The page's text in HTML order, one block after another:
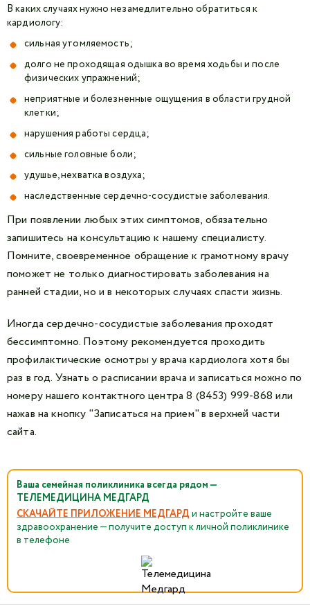
В каких случаях нужно незамедлительно обратиться к
кардиологу:
сильная утомляемость;
долго не проходящая одышка во время ходьбы и после
физических упражнений;
неприятные и болезненные ощущения в области грудной
клетки;
нарушения работы сердца;
сильные головные боли;
удушье, нехватка воздуха;
наследственные сердечно-сосудистые заболевания.
При появлении любых этих симптомов, обязательно
запишитесь на консультацию к нашему специалисту.
Помните, своевременное обращение к грамотному врачу
поможет не только диагностировать заболевания на
ранней стадии, но и в некоторых случаях спасти жизнь.
Иногда сердечно-сосудистые заболевания проходят
бессимптомно. Поэтому рекомендуется проходить
профилактические осмотры у врача кардиолога хотя бы
раз в год. Узнать о расписании врача и записаться можно по
номеру нашего контактного центра 8 (8453) 999-868 или
нажав на кнопку "Записаться на прием" в верхней части
сайта.
Ваша семейная поликлиника всегда рядом —
ТЕЛЕМЕДИЦИНА МЕДГАРД
СКАЧАЙТЕ ПРИЛОЖЕНИЕ МЕДГАРД и настройте ваше
здравоохранение — получите доступ к личной поликлинике
в телефоне